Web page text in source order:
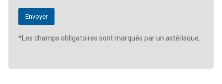
*Les champs obligatoires sont marqués par un astérisque.